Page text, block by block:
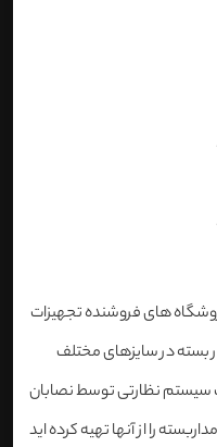
های فروشنده تجهیزات
بسته در سایزهای مختلف
سیستم نظارتی توسط نصابان
را از آنها تهیه کرده اید